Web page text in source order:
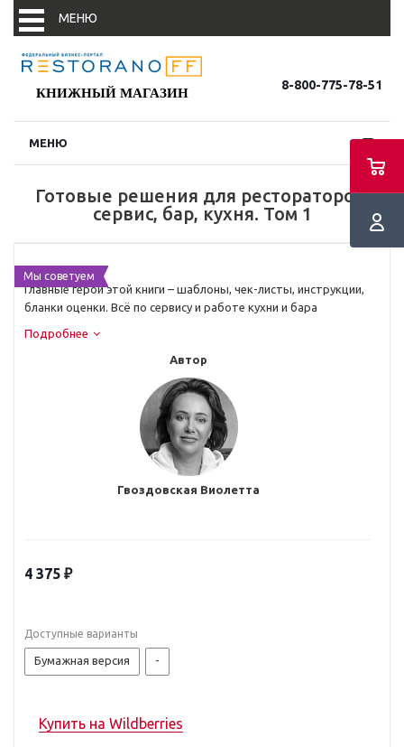
МЕНЮ
Новости
Новости партнеров
В фокусе
Маркетинг
КНИЖНЫЙ МАГАЗИН
8-800-775-78-51
МЕНЮ
Готовые решения для рестораторов:
сервис, бар, кухня. Том 1
Мы советуем
Главные герои этой книги – шаблоны, чек-листы, инструкции,
бланки оценки. Всё по сервису и работе кухни и бара
Подробнее
Автор
Гвоздовская Виолетта
4 375 ₽
Доступные варианты
Бумажная версия -
Купить на Wildberries